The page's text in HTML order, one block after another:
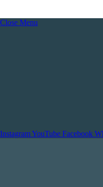
Close Menu
InstagramYouTube Facebook